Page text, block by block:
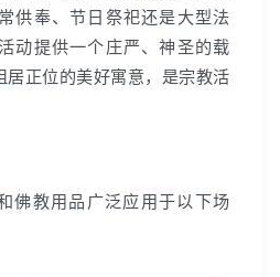
供奉、节日祭祀还是大型法
动提供一个庄严、神圣的载
居正位的美好寓意，是宗教活
佛教用品广泛应用于以下场